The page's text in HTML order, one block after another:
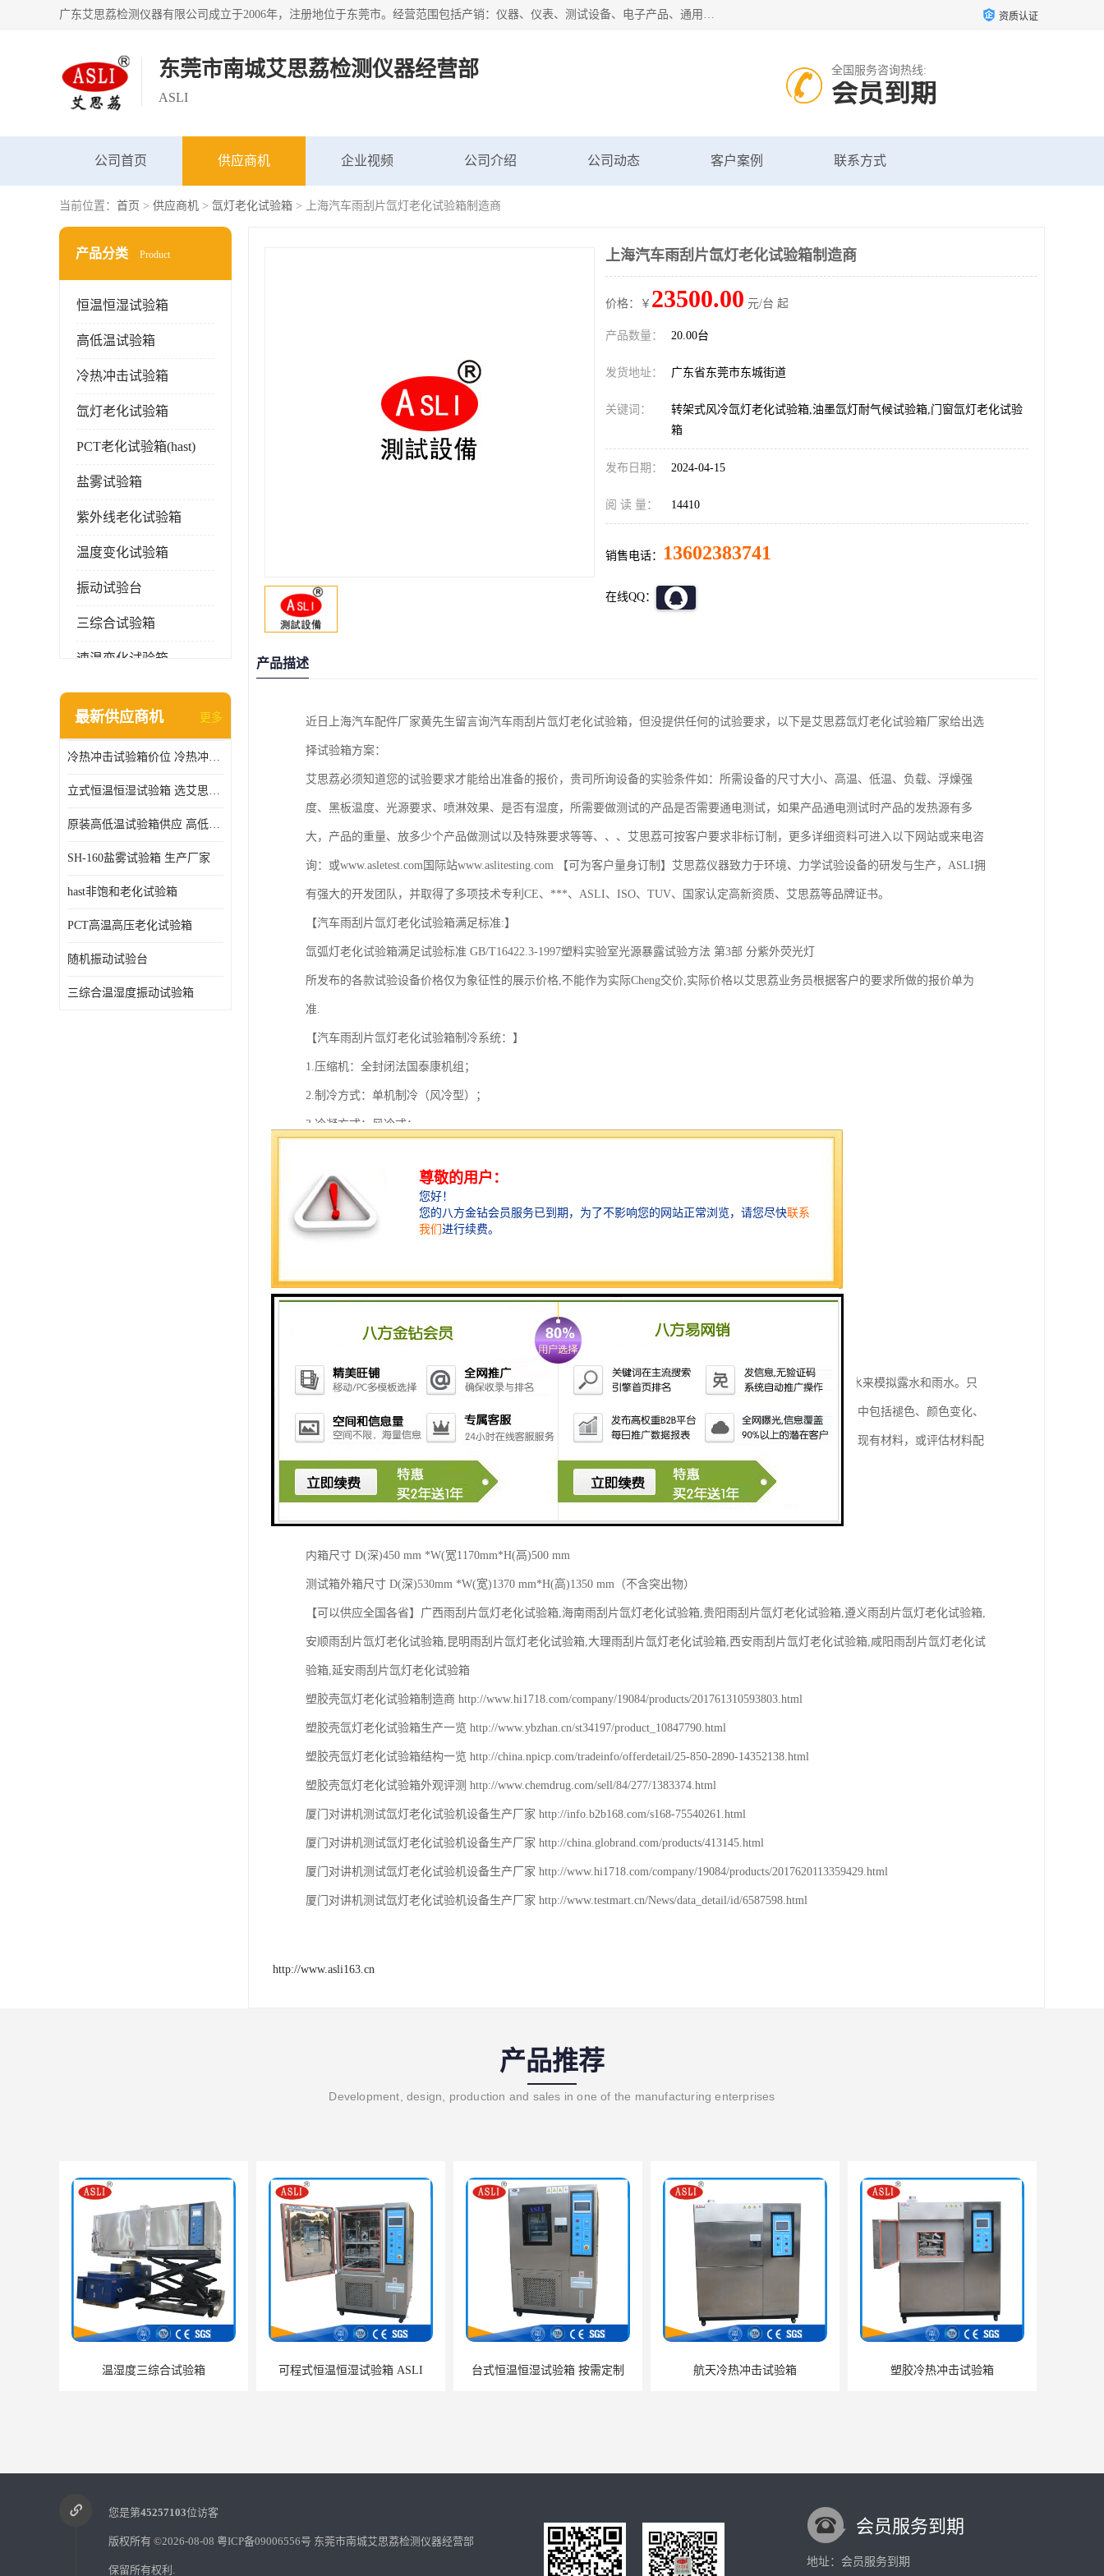
广东艾思荔检测仪器有限公司成立于2006年，注册地位于东莞市。经营范围包括产销：仪器、仪表、测试设备、电子产品、通用机械设；主要产品有： 恒温恒湿试验箱,冷热冲击试验箱,高低温试验箱,速温变化试验箱,高压加速老化试验箱,三综合试验箱,振动试验台等产品，欢迎选购。 资质认证
东莞市南城艾思荔检测仪器经营部
ASLI
全国服务咨询热线:
会员到期
公司首页 供应商机 企业视频 公司介绍 公司动态 客户案例 联系方式
当前位置： 首页 > 供应商机 > 氙灯老化试验箱 > 上海汽车雨刮片氙灯老化试验箱制造商
产品分类 Product
恒温恒湿试验箱
高低温试验箱
冷热冲击试验箱
氙灯老化试验箱
PCT老化试验箱(hast)
盐雾试验箱
紫外线老化试验箱
温度变化试验箱
振动试验台
三综合试验箱
速温变化试验箱
淋雨试验箱(沙尘)
高压加速老化试验箱
最新供应商机 更多
冷热冲击试验箱价位 冷热冲击试验设备 非标定制
立式恒温恒湿试验箱 选艾思荔厂家
原装高低温试验箱供应 高低温交变湿热试验箱
SH-160盐雾试验箱 生产厂家
hast非饱和老化试验箱
PCT高温高压老化试验箱
随机振动试验台
三综合温湿度振动试验箱
上海汽车雨刮片氙灯老化试验箱制造商
价格：￥ 23500.00 元/台 起
产品数量： 20.00台
发货地址： 广东省东莞市东城街道
关键词：
转架式风冷氙灯老化试验箱,油墨氙灯耐气候试验箱,门窗氙灯老化试验
箱
发布日期： 2024-04-15
阅 读 量： 14410
销售电话： 13602383741
在线QQ：
产品描述
近日上海汽车配件厂家黄先生留言询汽车雨刮片氙灯老化试验箱，但没提供任何的试验要求，以下是艾思荔氙灯老化试验箱厂家给出选
择试验箱方案：
艾思荔必须知道您的试验要求才能给出准备的报价，贵司所询设备的实验条件如：所需设备的尺寸大小、高温、低温、负载、浮燥强
度、黑板温度、光源要求、喷淋效果、是否有湿度，所需要做测试的产品是否需要通电测试，如果产品通电测试时产品的发热源有多
大，产品的重量、放多少个产品做测试以及特殊要求等等、、、艾思荔可按客户要求非标订制，更多详细资料可进入以下网站或来电咨
询：或www.asletest.com国际站www.aslitesting.com 【可为客户量身订制】艾思荔仪器致力于环境、力学试验设备的研发与生产，ASLI拥
有强大的开发团队，并取得了多项技术专利CE、***、ASLI、ISO、TUV、国家认定高新资质、艾思荔等品牌证书。
【汽车雨刮片氙灯老化试验箱满足标准:】
氙弧灯老化试验箱满足试验标准 GB/T16422.3-1997塑料实验室光源暴露试验方法 第3部 分紫外荧光灯
所发布的各款试验设备价格仅为象征性的展示价格,不能作为实际Cheng交价,实际价格以艾思荔业务员根据客户的要求所做的报价单为
准.
【汽车雨刮片氙灯老化试验箱制冷系统：】
1.压缩机：全封闭法国泰康机组；
2.制冷方式：单机制冷（风冷型）；
3.冷凝方式：风冷式；
5.全系统管路均作通气加压48H捡漏测试；
6.加温、降温系统完全Du立；
7.内螺旋式冷媒铜管；
9.干燥过滤器、冷媒流量视窗、修理阀、油分离器、电磁阀、贮液筒均采用进口原装件；
10.除Shi系统： 采用蒸发器盘管露点温度层流接触除Shi方式；
【汽车雨刮片氙灯老化试验箱详细资料：】www.hwhsj.com/
汽车雨刮片氙灯老化试验箱(Q)又称为氙弧灯老化试验箱，用紫外线灯管模拟阳光的辐射作用，用凝结水和喷水来模拟露水和雨水。只
需几天或几个星期的时间，紫外线辐照设备就可以再现在室外需要几个月甚至几年的时间才会发生的损伤，其中包括褪色、颜色变化、
失去光泽、粉化、破裂、裂纹、起皱、起泡、脆化、强度降低、氧化等，其测试结果可用于选择新材料，改善现有材料，或评估材料配
方的改变。
【汽车雨刮片氙灯老化试验箱容积和尺寸：】
有积容积 约0.27M3
内箱尺寸 D(深)450 mm *W(宽1170mm*H(高)500 mm
测试箱外箱尺寸 D(深)530mm *W(宽)1370 mm*H(高)1350 mm（不含突出物）
【可以供应全国各省】广西雨刮片氙灯老化试验箱,海南雨刮片氙灯老化试验箱,贵阳雨刮片氙灯老化试验箱,遵义雨刮片氙灯老化试验箱,
安顺雨刮片氙灯老化试验箱,昆明雨刮片氙灯老化试验箱,大理雨刮片氙灯老化试验箱,西安雨刮片氙灯老化试验箱,咸阳雨刮片氙灯老化试
验箱,延安雨刮片氙灯老化试验箱
塑胶壳氙灯老化试验箱制造商 http://www.hi1718.com/company/19084/products/201761310593803.html
塑胶壳氙灯老化试验箱生产一览 http://www.ybzhan.cn/st34197/product_10847790.html
塑胶壳氙灯老化试验箱结构一览 http://china.npicp.com/tradeinfo/offerdetail/25-850-2890-14352138.html
塑胶壳氙灯老化试验箱外观评测 http://www.chemdrug.com/sell/84/277/1383374.html
厦门对讲机测试氙灯老化试验机设备生产厂家 http://info.b2b168.com/s168-75540261.html
厦门对讲机测试氙灯老化试验机设备生产厂家 http://china.globrand.com/products/413145.html
厦门对讲机测试氙灯老化试验机设备生产厂家 http://www.hi1718.com/company/19084/products/2017620113359429.html
厦门对讲机测试氙灯老化试验机设备生产厂家 http://www.testmart.cn/News/data_detail/id/6587598.html
http://www.asli163.cn
产品推荐
Development, design, production and sales in one of the manufacturing enterprises
温湿度三综合试验箱 可程式恒温恒湿试验箱 ASLI 台式恒温恒湿试验箱 按需定制 航天冷热冲击试验箱 塑胶冷热冲击试验箱
您是第45257103位访客
版权所有 ©2026-08-08 粤ICP备09006556号 东莞市南城艾思荔检测仪器经营部
保留所有权利.
会员服务到期
地址：会员服务到期